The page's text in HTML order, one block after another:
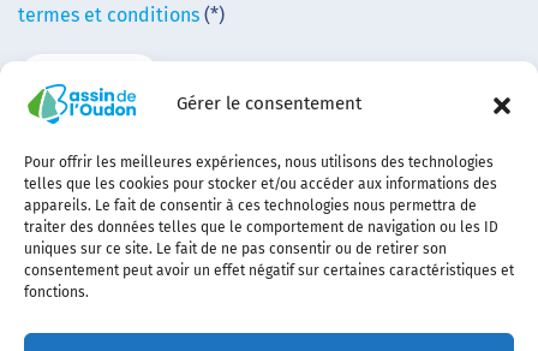
Gérer le consentement
Pour offrir les meilleures expériences, nous utilisons des technologies
telles que les cookies pour stocker et/ou accéder aux informations des
appareils. Le fait de consentir à ces technologies nous permettra de
traiter des données telles que le comportement de navigation ou les ID
uniques sur ce site. Le fait de ne pas consentir ou de retirer son
consentement peut avoir un effet négatif sur certaines caractéristiques et
fonctions.
termes et conditions (*)